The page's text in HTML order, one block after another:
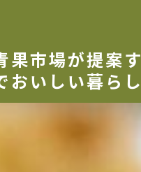
果市場が提案
おいしい暮らし